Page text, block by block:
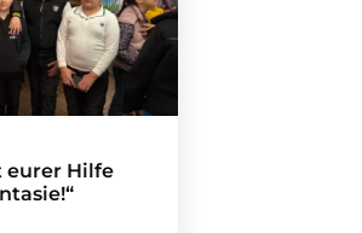
eurer Hilfe